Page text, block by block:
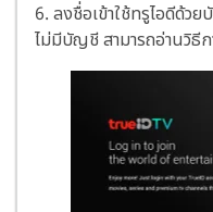
6. ลงชื่อเข้าใช้ทรูไอดีด้ว
ไม่มีบัญชี สามารถอ่านวิธี